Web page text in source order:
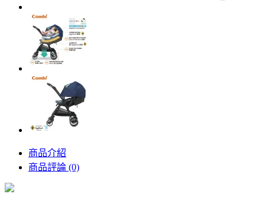
商品介紹
商品評論 (0)